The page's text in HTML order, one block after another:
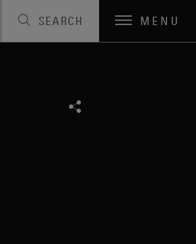
SEARCH MENU